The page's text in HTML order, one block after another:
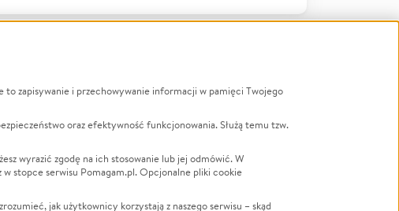
na
Zwierzęta
LGBTQ+
Powódź
Wichura
to zapisywanie i przechowywanie informacji w pamięci Twojego
oraz efektywność funkcjonowania. Służą temu tzw.
wyrazić zgodę na ich stosowanie lub jej odmówić. W
stopce serwisu Pomagam.pl. Opcjonalne pliki cookie
jak użytkownicy korzystają z naszego serwisu – skąd